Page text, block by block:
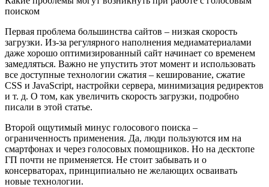
поиском
Первая проблема большинства сайтов – низкая скорость
загрузки. Из-за регулярного наполнения медиаматериалами
даже хорошо оптимизированный сайт начинает со временем
замедляться. Важно не упустить этот момент и использовать
все доступные технологии сжатия – кеширование, сжатие
CSS и JavaScript, настройки сервера, минимизация редиректов
и т. д. О том, как увеличить скорость загрузки, подробно
писали в этой статье.
Второй ощутимый минус голосового поиска –
ограниченность применения. Да, люди пользуются им на
смартфонах и через голосовых помощников. Но на десктопе
ГП почти не применяется. Не стоит забывать и о
консерваторах, принципиально не желающих осваивать
новые технологии.